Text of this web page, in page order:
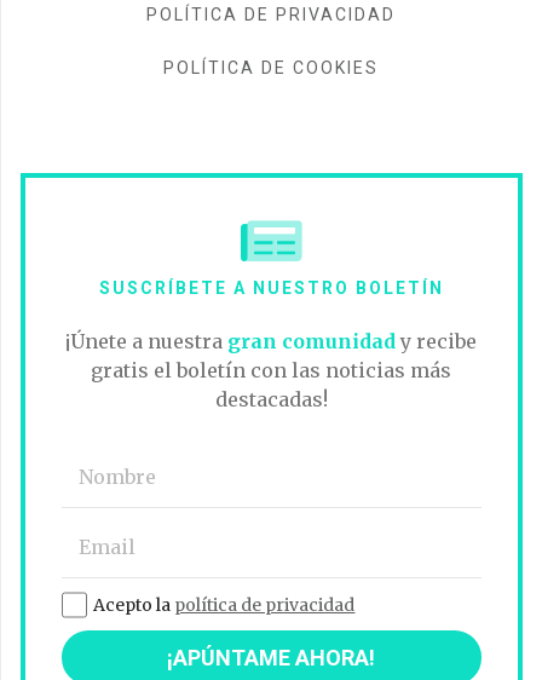
POLÍTICA DE PRIVACIDAD
POLÍTICA DE COOKIES
SUSCRÍBETE A NUESTRO BOLETÍN
¡Únete a nuestra gran comunidad y recibe
gratis el boletín con las noticias más
destacadas!
Acepto la política de privacidad